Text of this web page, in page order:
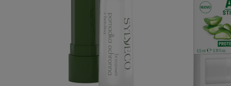
wytwarzana ręcznie
zawiera nierafinowany olej kokosowy
na bazie roślinnych składników
bez szkodliwych dodatków,